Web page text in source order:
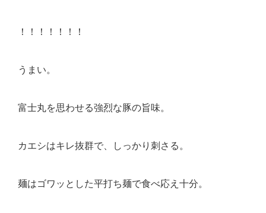
！！！！！！！
うまい。
富士丸を思わせる強烈な豚の旨味。
カエシはキレ抜群で、しっかり刺さる。
麺はゴワッとした平打ち麺で食べ応え十分。